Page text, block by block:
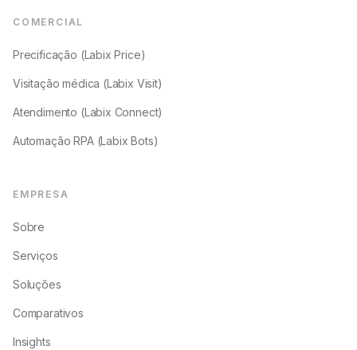
COMERCIAL
Precificação (Labix Price)
Visitação médica (Labix Visit)
Atendimento (Labix Connect)
Automação RPA (Labix Bots)
EMPRESA
Sobre
Serviços
Soluções
Comparativos
Insights